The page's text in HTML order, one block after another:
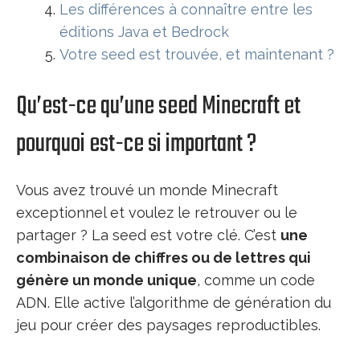
Les différences à connaître entre les
éditions Java et Bedrock
Votre seed est trouvée, et maintenant ?
Qu’est-ce qu’une seed Minecraft et
pourquoi est-ce si important ?
Vous avez trouvé un monde Minecraft
exceptionnel et voulez le retrouver ou le
partager ? La seed est votre clé. C’est une
combinaison de chiffres ou de lettres qui
génère un monde unique, comme un code
ADN. Elle active l’algorithme de génération du
jeu pour créer des paysages reproductibles.